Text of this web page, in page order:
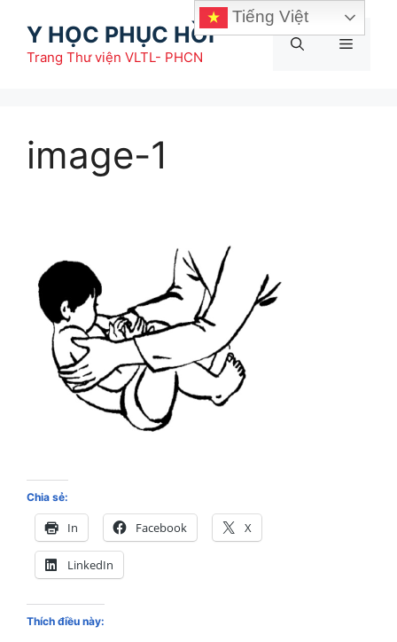
Y HỌC PHỤC HỒI
Trang Thư viện VLTL- PHCN
Menu
image-1
Chia sẻ:
In Facebook X
LinkedIn
Thích điều này:
Tiếng Việt